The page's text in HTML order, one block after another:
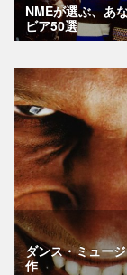
NMEが選ぶ、あ
ビア50選
ダンス・ミュー
作